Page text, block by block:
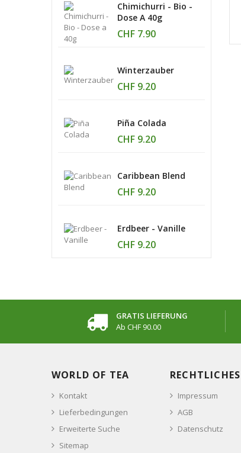
Chimichurri - Bio -
Dose A 40g
CHF 7.90
Winterzauber
CHF 9.20
Piña Colada
CHF 9.20
Caribbean Blend
CHF 9.20
Erdbeer - Vanille
CHF 9.20
GRATIS LIEFERUNG
Ab CHF 90.00
WORLD OF TEA
Kontakt
Lieferbedingungen
Erweiterte Suche
Sitemap
RECHTLICHES
Impressum
AGB
Datenschutz